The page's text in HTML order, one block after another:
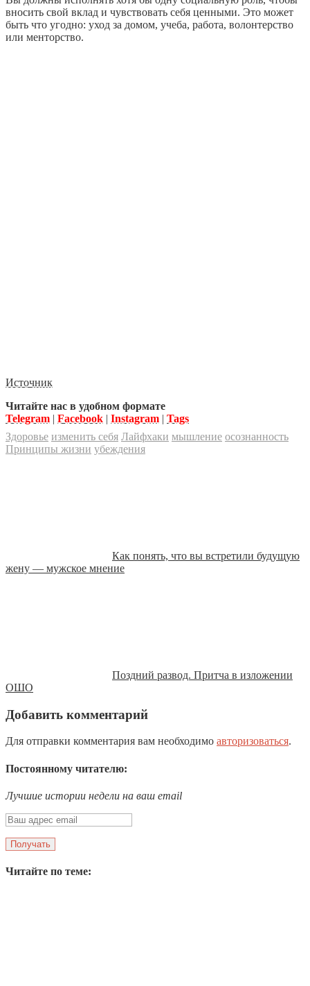
вносить свой вклад и чувствовать себя ценными. Это может
быть что угодно: уход за домом, учеба, работа, волонтерство
или менторство.
Источник
Читайте нас в удобном формате
Telegram | Facebook | Instagram | Tags
Здоровье изменить себя Лайфхаки мышление осознанность
Принципы жизни убеждения
Как понять, что вы встретили будущую
жену — мужское мнение
Поздний развод. Притча в изложении
ОШО
Добавить комментарий
Для отправки комментария вам необходимо авторизоваться.
Постоянному читателю:
Лучшие истории недели на ваш email
Читайте по теме: